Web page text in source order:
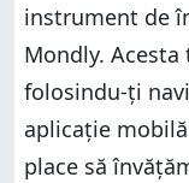
instrument de
Mondly.
folosindu-ți
aplicație
place să